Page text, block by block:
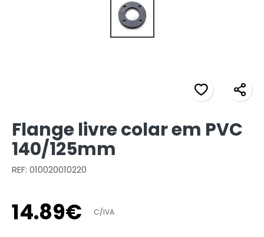
Flange livre colar em PVC
140/125mm
REF: 010020010220
14.89€ C/IVA